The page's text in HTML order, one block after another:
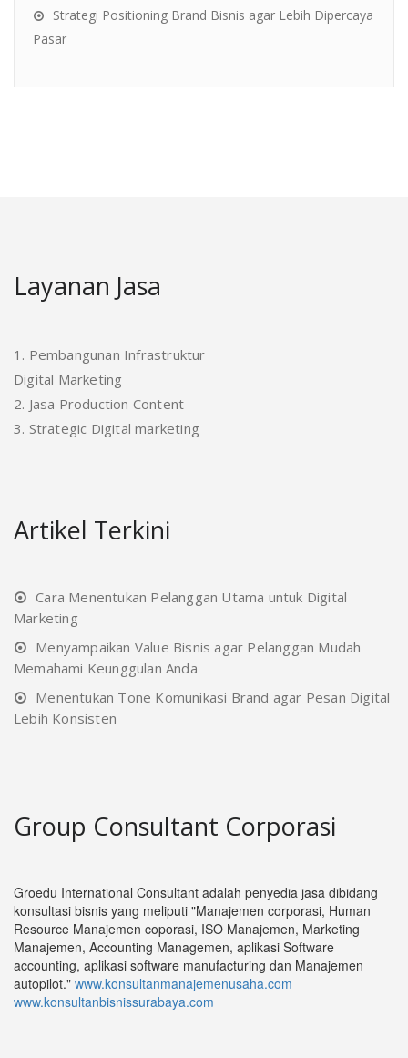
Strategi Positioning Brand Bisnis agar Lebih Dipercaya
Pasar
Layanan Jasa
1. Pembangunan Infrastruktur
Digital Marketing
2. Jasa Production Content
3. Strategic Digital marketing
Artikel Terkini
Cara Menentukan Pelanggan Utama untuk Digital
Marketing
Menyampaikan Value Bisnis agar Pelanggan Mudah
Memahami Keunggulan Anda
Menentukan Tone Komunikasi Brand agar Pesan Digital
Lebih Konsisten
Group Consultant Corporasi
Groedu International Consultant adalah penyedia jasa dibidang
konsultasi bisnis yang meliputi "Manajemen corporasi, Human
Resource Manajemen coporasi, ISO Manajemen, Marketing
Manajemen, Accounting Managemen, aplikasi Software
accounting, aplikasi software manufacturing dan Manajemen
autopilot." www.konsultanmanajemenusaha.com
www.konsultanbisnissurabaya.com